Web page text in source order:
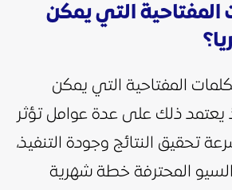
المفتاحية التي يمكن
المفتاحية التي يمكن
يعتمد ذلك على عدة عوامل تؤثر
تحقيق النتائج وجودة التنفيذ،
المحترفة خطة شهرية